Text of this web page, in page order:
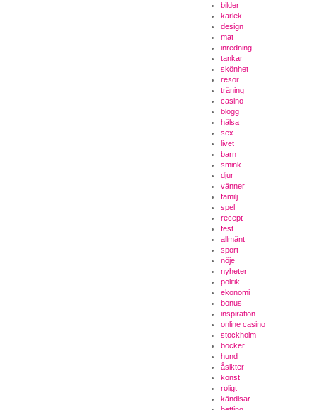
bilder
kärlek
design
mat
inredning
tankar
skönhet
resor
träning
casino
blogg
hälsa
sex
livet
barn
smink
djur
vänner
familj
spel
recept
fest
allmänt
sport
nöje
nyheter
politik
ekonomi
bonus
inspiration
online casino
stockholm
böcker
hund
åsikter
konst
roligt
kändisar